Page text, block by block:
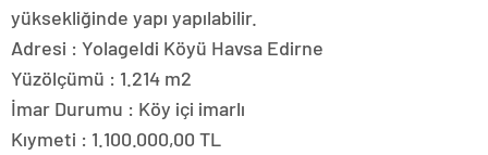
yüksekliğinde yapı yapılabilir.
Adresi : Yolageldi Köyü Havsa Edirne
Yüzölçümü : 1.214 m2
İmar Durumu : Köy içi imarlı
Kıymeti : 1.100.000,00 TL